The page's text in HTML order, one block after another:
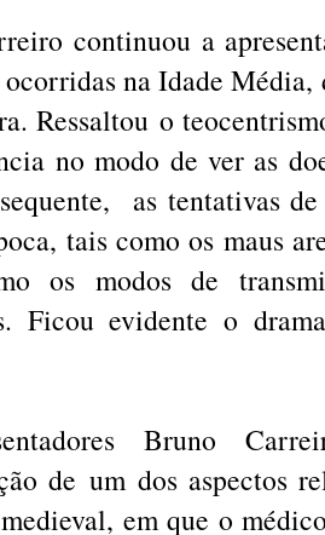
continuou a
na Idade Média,
Ressaltou o
no modo de ver as
as tentativas
tais como os maus
os modos de
Ficou evidente o
Bruno
de um dos aspectos
em que o